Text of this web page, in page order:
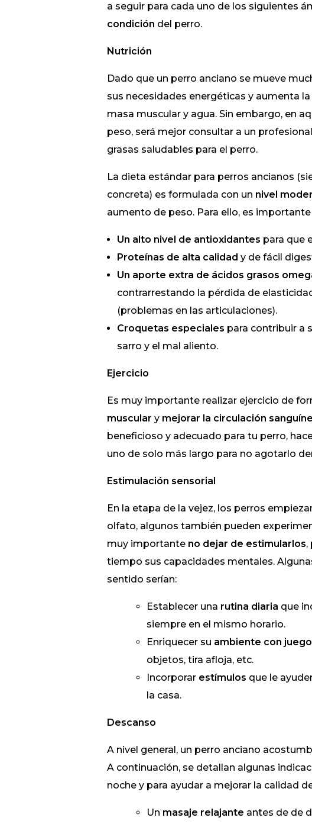
a seguir para cada uno de los siguientes
condición del perro.
Nutrición
Dado que un perro anciano se mueve
sus necesidades energéticas y aumenta
masa muscular y agua. Sin embargo, en
peso, será mejor consultar a un
grasas saludables para el perro.
La dieta estándar para perros ancianos
concreta) es formulada con un nivel
aumento de peso. Para ello, es
Un alto nivel de antioxidantes para que
Proteínas de alta calidady de fácil
Un aporte extra de ácidos grasos
contrarrestando la pérdida de
(problemas en las articulaciones).
Croquetas especiales para contribuir a
sarro y el mal aliento.
Ejercicio
Es muy importante realizar ejercicio de
muscular y mejorar la circulación
beneficioso y adecuado para tu perro,
uno de solo más largo para no agotarlo
Estimulación sensorial
En la etapa de la vejez, los perros
olfato, algunos también pueden
muy importante no dejar de estimularlos,
tiempo sus capacidades mentales.
sentido serían:
Establecer una rutina diaria que
siempre en el mismo horario.
Enriquecer su ambiente con
objetos, tira afloja, etc.
Incorporar estímulos que le
la casa.
Descanso
A nivel general, un perro anciano
A continuación, se detallan algunas
noche y para ayudar a mejorar la calidad
Un masaje relajante antes de de